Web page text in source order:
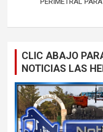
CLIC ABAJO
NOTICIAS LAS